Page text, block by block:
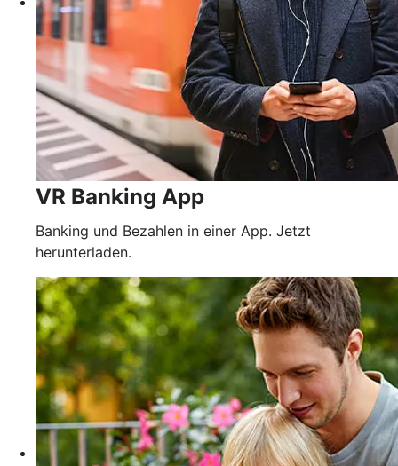
VR Banking App
Banking und Bezahlen in einer App. Jetzt
herunterladen.